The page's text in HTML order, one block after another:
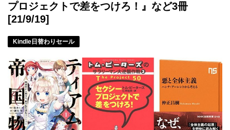
プロジェクトで差をつけろ！』など3冊
[21/9/19]
Kindle日替わりセール